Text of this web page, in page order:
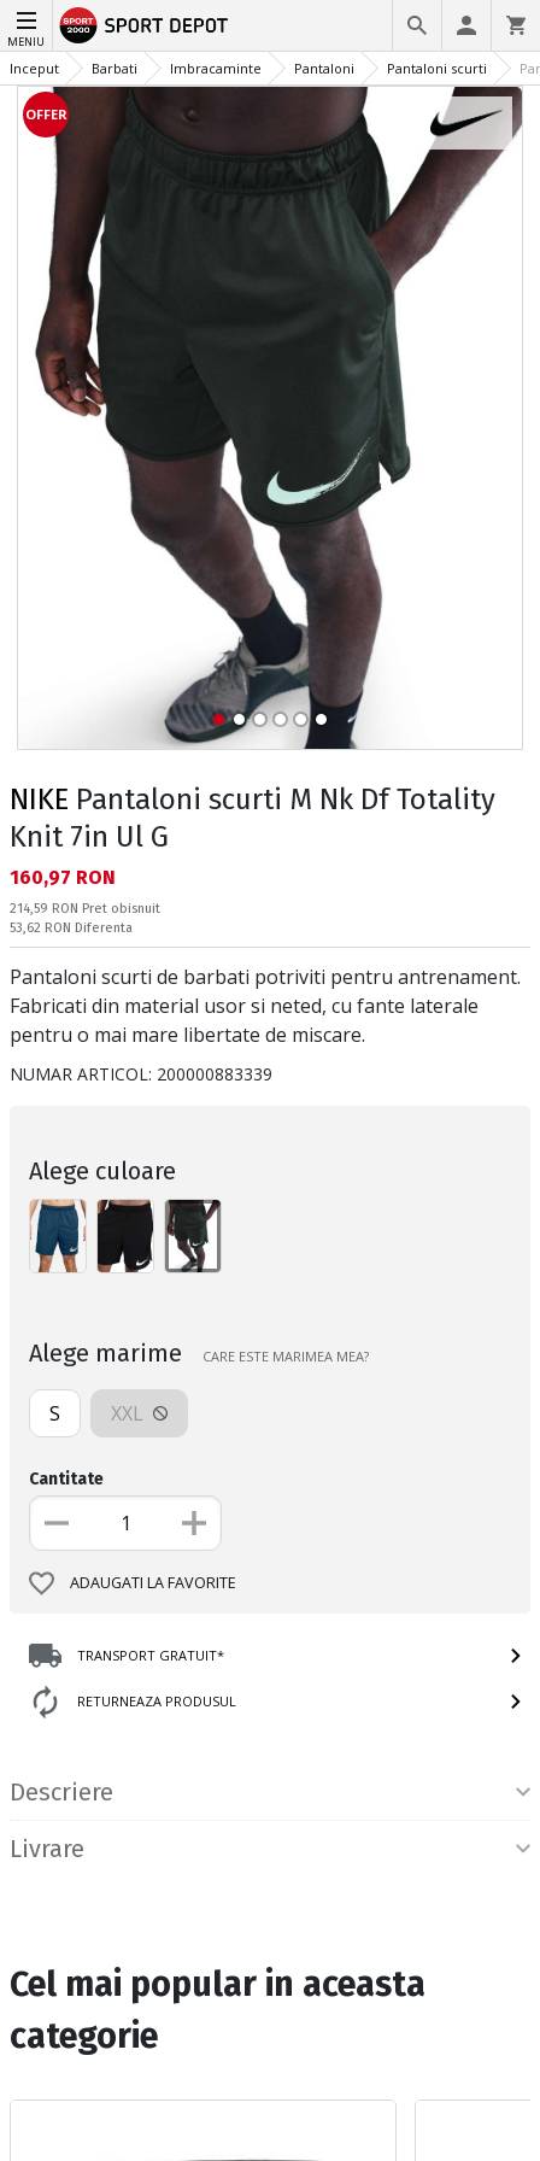
MENIU
Inceput Barbati Imbracaminte Pantaloni Pantaloni scurti
OFFER
NIKE Pantaloni scurti M Nk Df Totality
Knit 7in Ul G
Текуща цена:
160,97 RON
Pret obisnuit:
214,59 RON Pret obisnuit
Спестявате:
53,62 RON Diferenta
Pantaloni scurti de barbati potriviti pentru antrenament.
Fabricati din material usor si neted, cu fante laterale
pentru o mai mare libertate de miscare.
NUMAR ARTICOL: 200000883339
Alege culoare
Alege marime CARE ESTE MARIMEA MEA?
S XXL
Cantitate
ADAUGATI LA FAVORITE
TRANSPORT GRATUIT*
RETURNEAZA PRODUSUL
Descriere
Livrare
Cel mai popular in aceasta
categorie